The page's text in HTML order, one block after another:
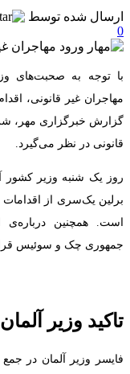
ارسال شده توسط
0
با توجه به صحبت‌های
مهاجران غیر قانونی،
گزارش خبرگزاری مهر،
قانونی در نظر می‌گیرد.
روز یک ‌شنبه وزیر کشور
برلین یک‌سری از اقدامات
است. همچنین
جمهوری چک و سوئیس قرار
تاکید وزیر
فایسر وزیر آلمان در